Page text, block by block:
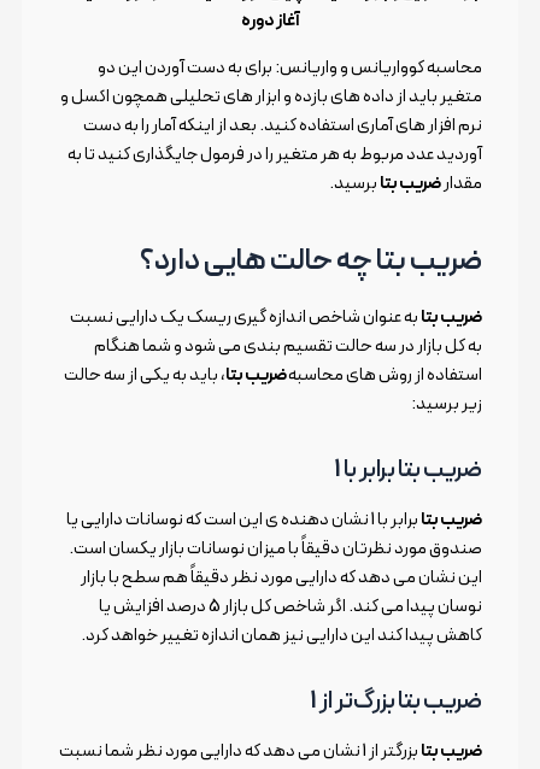
آغاز دوره
محاسبه کوواریانس و واریانس: برای به دست آوردن این دو
متغیر باید از داده های بازده و ابزار های تحلیلی همچون اکسل و
نرم افزار های آماری استفاده کنید. بعد از اینکه آمار را به دست
آوردید عدد مربوط به هر متغیر را در فرمول جایگذاری کنید تا به
مقدارضریب بتابرسید.
ضریب بتا چه حالت هایی دارد؟
ضریب بتابه عنوان شاخص اندازه گیری ریسک یک دارایی نسبت
به کل بازار در سه حالت تقسیم بندی می شود و شما هنگام
استفاده از روش های محاسبهضریب بتا، باید به یکی از سه حالت
زیر برسید:
ضریب بتا برابر با 1
ضریب بتا
برابر با 1 نشان دهنده ی این است که نوسانات دارایی یا
صندوق مورد نظرتان دقیقاً با میزان نوسانات بازار یکسان است.
این نشان می دهد که دارایی مورد نظر دقیقاً هم سطح با بازار
نوسان پیدا می کند. اگر شاخص کل بازار 5 درصد افزایش یا
کاهش پیدا کند این دارایی نیز همان اندازه تغییر خواهد کرد.
ضریب بتا بزرگ‌تر از 1
ضریب بتا
بزرگتر از 1 نشان می دهد که دارایی مورد نظر شما نسبت